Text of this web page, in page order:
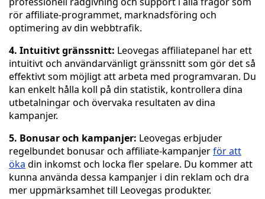
rör affiliate-programmet, marknadsföring och
optimering av din webbtrafik.
4. Intuitivt gränssnitt: Leovegas affiliatepanel har ett
intuitivt och användarvänligt gränssnitt som gör det så
effektivt som möjligt att arbeta med programvaran. Du
kan enkelt hålla koll på din statistik, kontrollera dina
utbetalningar och övervaka resultaten av dina
kampanjer.
5. Bonusar och kampanjer: Leovegas erbjuder
regelbundet bonusar och affiliate-kampanjerför att
öka din inkomst och locka fler spelare. Du kommer att
kunna använda dessa kampanjer i din reklam och dra
mer uppmärksamhet till Leovegas produkter.